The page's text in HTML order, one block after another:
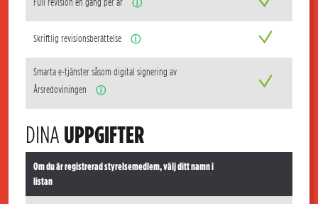
ⓘ
Skriftlig revisionsberättelse ⓘ
Smarta e-tjänster såsom digital signering av
Årsredoviningen
ⓘ
DINA UPPGIFTER
Om du är registrerad styrelsemedlem, välj ditt namn i
listan